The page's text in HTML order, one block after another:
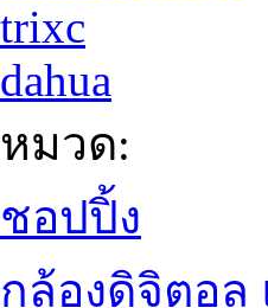
trixc
dahua
หมวด:
ชอปปิ้ง
กล้องดิจิตอ